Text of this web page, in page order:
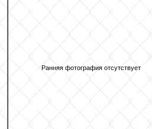
Ранняя фотография отсутствует